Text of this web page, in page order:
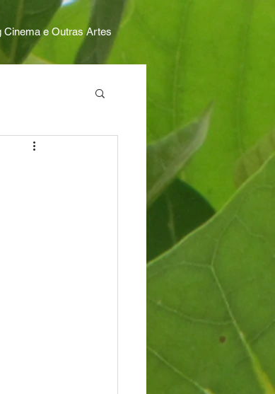
Cinema e Outras Artes